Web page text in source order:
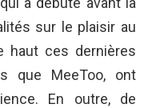
sur le plaisir au
haut ces dernières
que MeeToo, ont
En outre, de